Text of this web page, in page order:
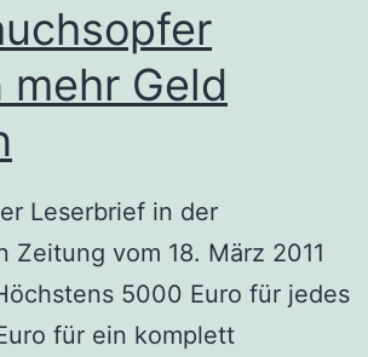
mehr Geld
Leserbrief in der
Zeitung vom 18. März 2011
5000 Euro für jedes
für ein komplett